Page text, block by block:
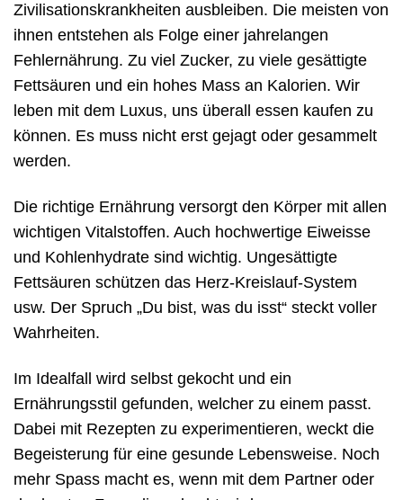
Zivilisationskrankheiten ausbleiben. Die meisten von
ihnen entstehen als Folge einer jahrelangen
Fehlernährung. Zu viel Zucker, zu viele gesättigte
Fettsäuren und ein hohes Mass an Kalorien. Wir
leben mit dem Luxus, uns überall essen kaufen zu
können. Es muss nicht erst gejagt oder gesammelt
werden.
Die richtige Ernährung versorgt den Körper mit allen
wichtigen Vitalstoffen. Auch hochwertige Eiweisse
und Kohlenhydrate sind wichtig. Ungesättigte
Fettsäuren schützen das Herz-Kreislauf-System
usw. Der Spruch „Du bist, was du isst“ steckt voller
Wahrheiten.
Im Idealfall wird selbst gekocht und ein
Ernährungsstil gefunden, welcher zu einem passt.
Dabei mit Rezepten zu experimentieren, weckt die
Begeisterung für eine gesunde Lebensweise. Noch
mehr Spass macht es, wenn mit dem Partner oder